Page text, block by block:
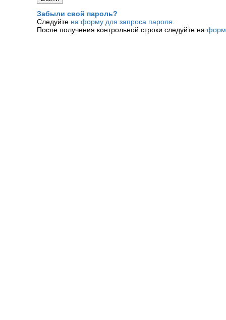
Забыли свой пароль?
Следуйте на форму для запроса пароля.
После получения контрольной строки следуйте на